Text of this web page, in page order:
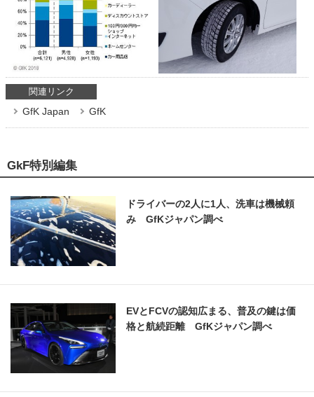
関連リンク
GfK Japan GfK
GkF特別編集
ドライバーの2人に1人、洗車は機械頼
み GfKジャパン調べ
EVとFCVの認知広まる、普及の鍵は価
格と航続距離 GfKジャパン調べ